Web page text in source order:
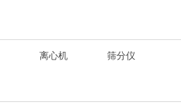
离心机 筛分仪